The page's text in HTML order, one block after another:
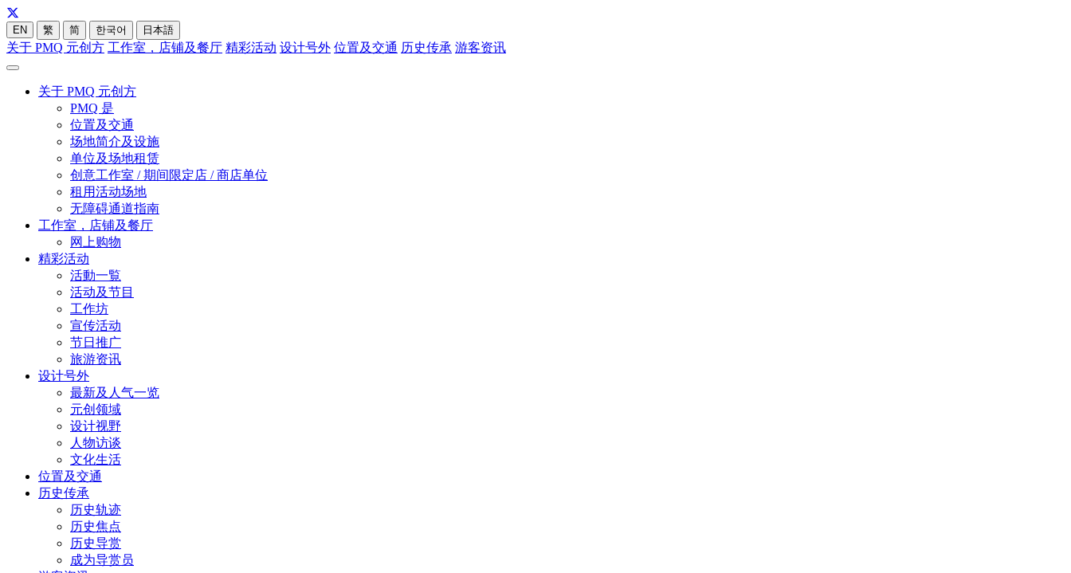
EN 繁 简 한국어 日本語
关于 PMQ 元创方 工作室，店铺及餐厅 精彩活动 设计号外 位置及交通 历史传承 游客资讯
关于 PMQ 元创方
PMQ 是
位置及交通
场地简介及设施
单位及场地租赁
创意工作室 / 期间限定店 / 商店单位
租用活动场地
无障碍通道指南
工作室，店铺及餐厅
网上购物
精彩活动
活動一覧
活动及节目
工作坊
宣传活动
节日推广
旅游资讯
设计号外
最新及人气一览
元创领域
设计视野
人物访谈
文化生活
位置及交通
历史传承
历史轨迹
历史焦点
历史导赏
成为导赏员